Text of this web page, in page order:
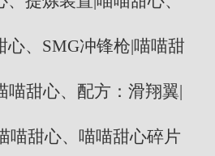
心、SMG冲锋枪|喵喵甜
喵甜心、配方：滑翔翼|
喵甜心、喵喵甜心碎片